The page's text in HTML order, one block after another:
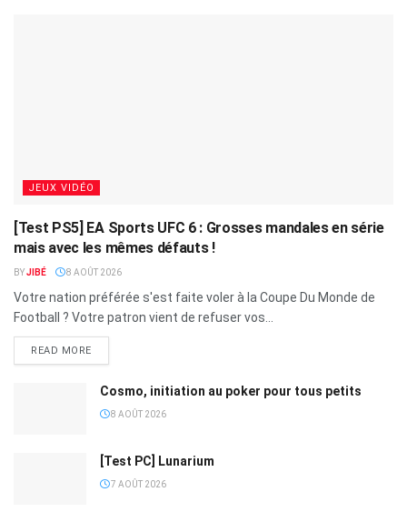
JEUX VIDÉO
[Test PS5] EA Sports UFC 6 : Grosses mandales en série
mais avec les mêmes défauts !
BYJIBÉ 8 AOÛT 2026
Votre nation préférée s'est faite voler à la Coupe Du Monde de
Football ? Votre patron vient de refuser vos...
READ MORE
Cosmo, initiation au poker pour tous petits
8 AOÛT 2026
[Test PC] Lunarium
7 AOÛT 2026